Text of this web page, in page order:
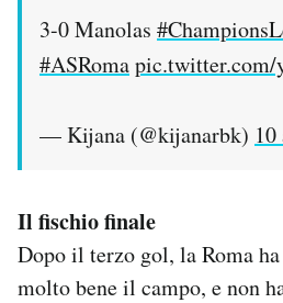
3-0 Manolas
#ASRoma
— Kijana (@kijanarbk)
Il fischio finale
Dopo il terzo gol, la Roma
molto bene il campo, e non